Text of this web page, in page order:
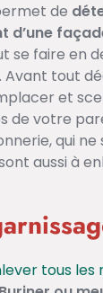
de
d’une
se faire en
tout
et
de votre
qui ne
aussi à
tous les